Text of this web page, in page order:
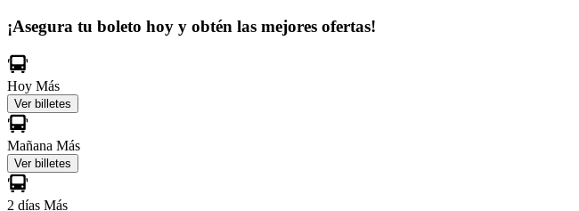
¡Asegura tu boleto hoy y obtén las mejores ofertas!
Hoy Más
Ver billetes
Mañana Más
Ver billetes
2 días Más